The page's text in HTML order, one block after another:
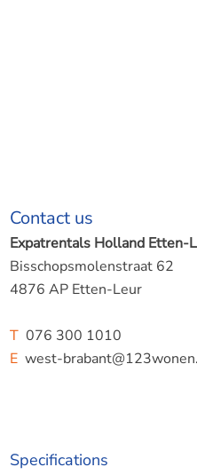
Contact us
Expatrentals Holland Etten-
Bisschopsmolenstraat 62
4876 AP Etten-Leur
T076 300 1010
Ewest-
Specifications